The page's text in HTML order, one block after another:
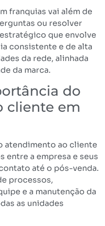
franquias vai além de
ou resolver
que envolve
consistente e de alta
da rede, alinhada
da marca.
do
cliente em
atendimento ao cliente
entre a empresa e seus
até o pós-venda.
processos,
e a manutenção da
as unidades